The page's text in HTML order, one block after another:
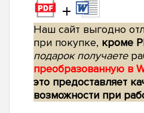
+
Наш сайт выгодно
при покупке, кроме
подарок получаете
преобразованную в
это предоставляет
возможности при